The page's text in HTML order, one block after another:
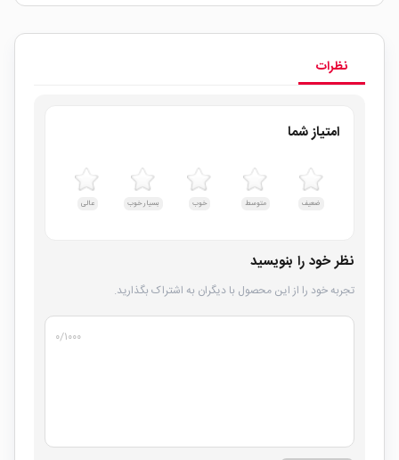
نظرات
امتیاز شما
ضعیف متوسط خوب بسیار خوب عالی
نظر خود را بنویسید
تجربه خود را از این محصول با دیگران به اشتراک بگذارید.
۰/۱۰۰۰